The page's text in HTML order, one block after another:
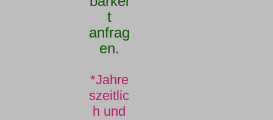
t
anfrag
en.
*Jahre
szeitlic
h und